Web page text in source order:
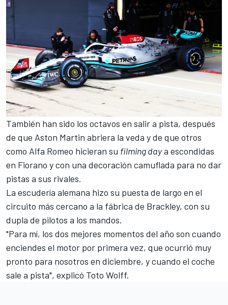
También han sido los octavos en salir a pista, después
de que Aston Martin abriera la veda y de que otros
como Alfa Romeo hicieran su filming daya escondidas
en Fiorano y con una decoración camuflada para no dar
pistas a sus rivales.
La escudería alemana hizo su puesta de largo en el
circuito más cercano a la fábrica de Brackley, con su
dupla de pilotos a los mandos.
"Para mí, los dos mejores momentos del año son cuando
enciendes el motor por primera vez, que ocurrió muy
pronto para nosotros en diciembre, y cuando el coche
sale a pista", explicó Toto Wolff.